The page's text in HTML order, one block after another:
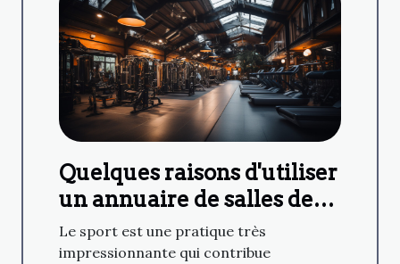
Quelques raisons d'utiliser
un annuaire de salles de
sport
Le sport est une pratique très
impressionnante qui contribue